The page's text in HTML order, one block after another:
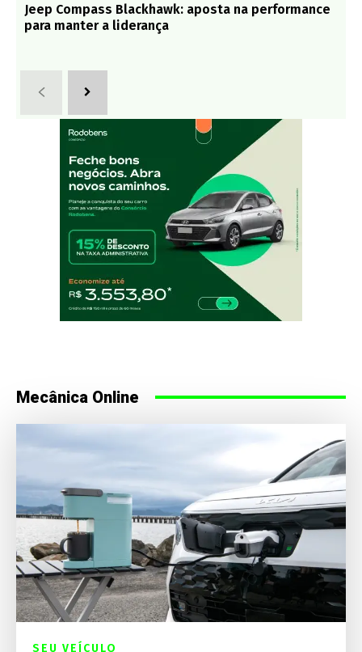
Jeep Compass Blackhawk: aposta na performance
para manter a liderança
Mecânica Online
SEU VEÍCULO